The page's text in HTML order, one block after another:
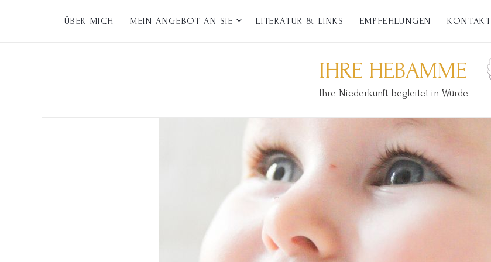
ÜBER MICH MEIN ANGEBOT AN SIE LITERATUR & LINKS EMPFEHLUNGEN KONTAKT
IHRE HEBAMME
Ihre Niederkunft begleitet in Würde